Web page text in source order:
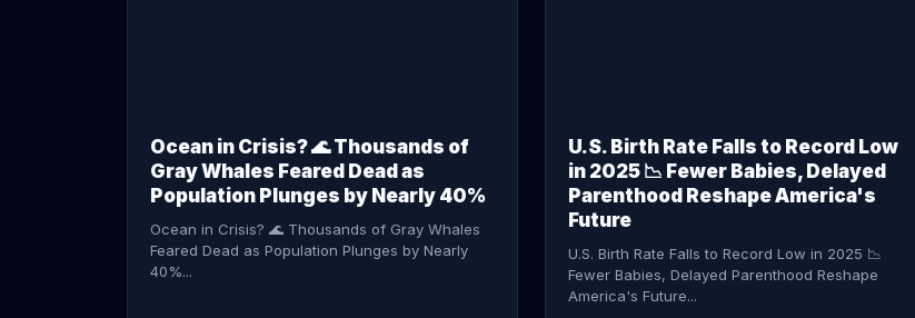
Ocean in Crisis? 🌊 Thousands of
Gray Whales Feared Dead as
Population Plunges by Nearly 40%
Ocean in Crisis? 🌊 Thousands of Gray Whales
Feared Dead as Population Plunges by Nearly
40%...
U.S. Birth Rate Falls to Record Low
in 2025 📉 Fewer Babies, Delayed
Parenthood Reshape America's
Future
U.S. Birth Rate Falls to Record Low in 2025 📉
Fewer Babies, Delayed Parenthood Reshape
America's Future...